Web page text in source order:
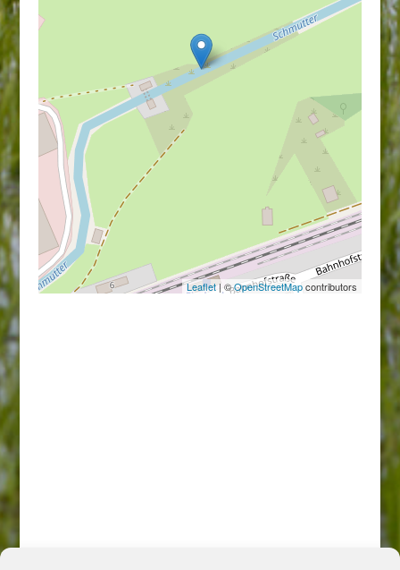
Leaflet| ©OpenStreetMapcontributors